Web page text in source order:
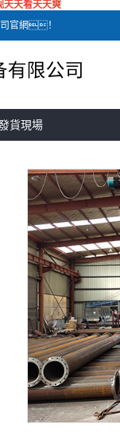
天天看天天爽
官網！
貨現場